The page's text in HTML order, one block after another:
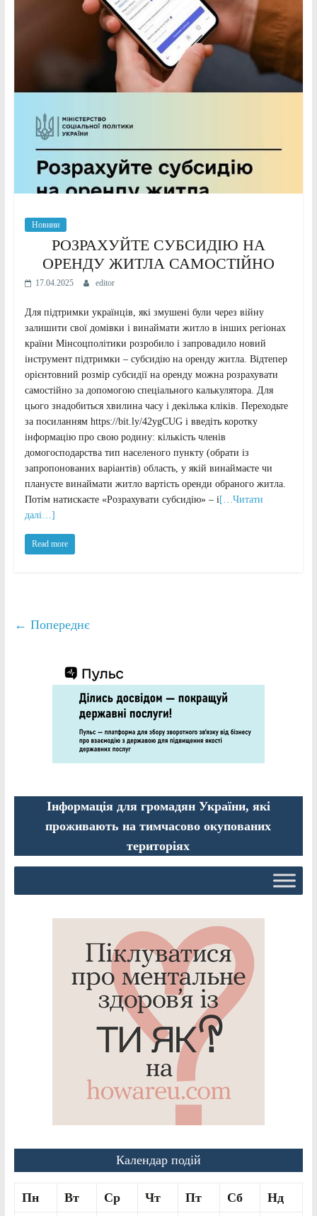
Новини
РОЗРАХУЙТЕ СУБСИДІЮ НА
ОРЕНДУ ЖИТЛА САМОСТІЙНО
17.04.2025 editor
Для підтримки українців, які змушені були через війну
залишити свої домівки і винаймати житло в інших регіонах
країни Мінсоцполітики розробило і запровадило новий
інструмент підтримки – субсидію на оренду житла. Відтепер
орієнтовний розмір субсидії на оренду можна розрахувати
самостійно за допомогою спеціального калькулятора. Для
цього знадобиться хвилина часу і декілька кліків. Переходьте
за посиланням https://bit.ly/42ygCUG і введіть коротку
інформацію про свою родину: кількість членів
домогосподарства тип населеного пункту (обрати із
запропонованих варіантів) область, у якій винаймаєте чи
плануєте винаймати житло вартість оренди обраного житла.
Потім натискаєте «Розрахувати субсидію» – і […Читати
далі…]
Read more
← Попереднє
Інформація для громадян України, які
проживають на тимчасово окупованих
територіях
Календар подій
Пн Вт Ср Чт Пт Сб Нд